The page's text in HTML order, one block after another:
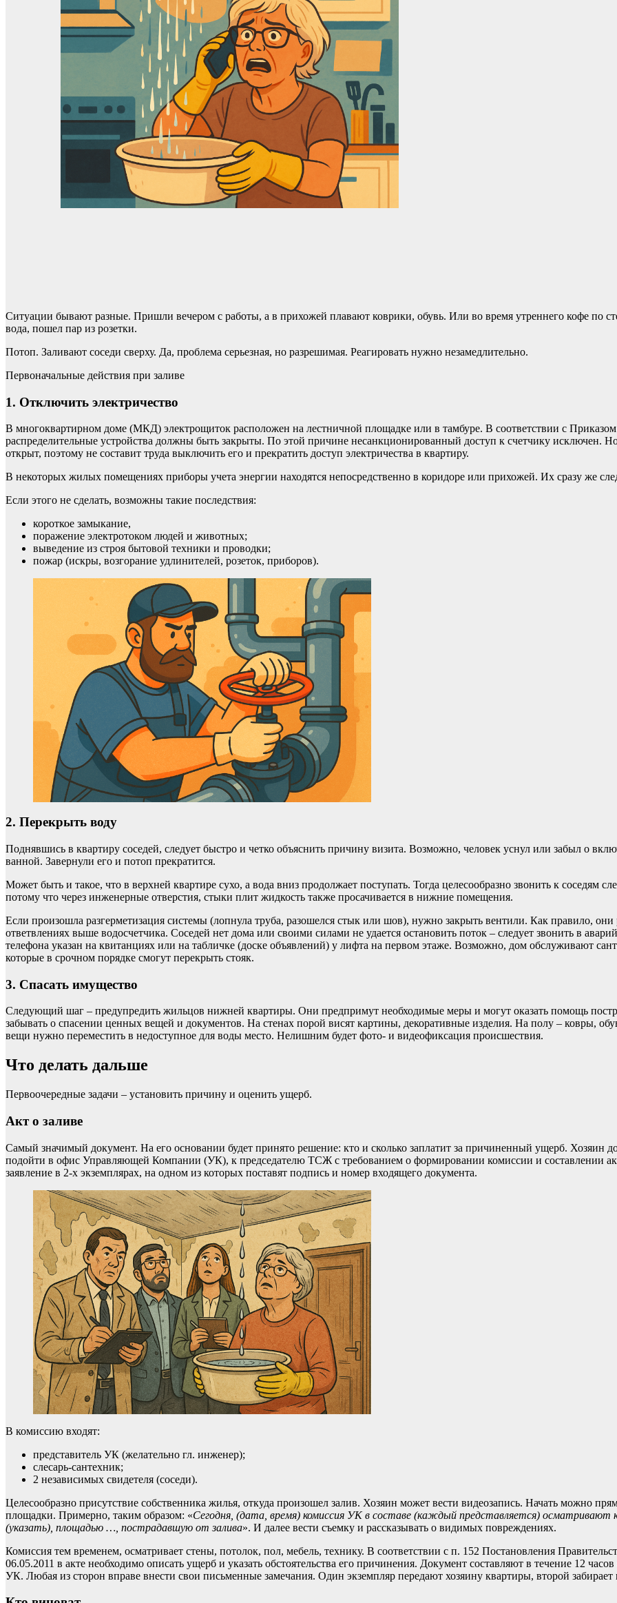
Ситуации бывают разные. Пришли вечером с работы, а в прихожей плавают коврики, обувь. Или во время утреннего кофе по
вода, пошел пар из розетки.
Потоп. Заливают соседи сверху. Да, проблема серьезная, но разрешимая. Реагировать нужно незамедлительно.
Первоначальные действия при заливе
1. Отключить электричество
В многоквартирном доме (МКД) электрощиток расположен на лестничной площадке или в тамбуре. В соответствии с
распределительные устройства должны быть закрыты. По этой причине несанкционированный доступ к счетчику исключен.
открыт, поэтому не составит труда выключить его и прекратить доступ электричества в квартиру.
В некоторых жилых помещениях приборы учета энергии находятся непосредственно в коридоре или прихожей. Их сразу же
Если этого не сделать, возможны такие последствия:
короткое замыкание,
поражение электротоком людей и животных;
выведение из строя бытовой техники и проводки;
пожар (искры, возгорание удлинителей, розеток, приборов).
2. Перекрыть воду
Поднявшись в квартиру соседей, следует быстро и четко объяснить причину визита. Возможно, человек уснул или забыл о
ванной. Завернули его и потоп прекратится.
Может быть и такое, что в верхней квартире сухо, а вода вниз продолжает поступать. Тогда целесообразно звонить к соседям
потому что через инженерные отверстия, стыки плит жидкость также просачивается в нижние помещения.
Если произошла разгерметизация системы (лопнула труба, разошелся стык или шов), нужно закрыть вентили. Как правило,
ответвлениях выше водосчетчика. Соседей нет дома или своими силами не удается остановить поток – следует звонить в
телефона указан на квитанциях или на табличке (доске объявлений) у лифта на первом этаже. Возможно, дом обслуживают
которые в срочном порядке смогут перекрыть стояк.
3. Спасать имущество
Следующий шаг – предупредить жильцов нижней квартиры. Они предпримут необходимые меры и могут оказать помощь
забывать о спасении ценных вещей и документов. На стенах порой висят картины, декоративные изделия. На полу – ковры,
вещи нужно переместить в недоступное для воды место. Нелишним будет фото- и видеофиксация происшествия.
Что делать дальше
Первоочередные задачи – установить причину и оценить ущерб.
Акт о заливе
Самый значимый документ. На его основании будет принято решение: кто и сколько заплатит за причиненный ущерб. Хозяин
подойти в офис Управляющей Компании (УК), к председателю ТСЖ с требованием о формировании комиссии и составлении
заявление в 2-х экземплярах, на одном из которых поставят подпись и номер входящего документа.
В комиссию входят:
представитель УК (желательно гл. инженер);
слесарь-сантехник;
2 независимых свидетеля (соседи).
Целесообразно присутствие собственника жилья, откуда произошел залив. Хозяин может вести видеозапись. Начать можно
площадки. Примерно, таким образом: «Сегодня, (дата, время) комиссия УК в составе (каждый представляется) осматривают
(указать), площадью …, пострадавшую от залива». И далее вести съемку и рассказывать о видимых повреждениях.
Комиссия тем временем, осматривает стены, потолок, пол, мебель, технику. В соответствии с п. 152 Постановления
06.05.2011 в акте необходимо описать ущерб и указать обстоятельства его причинения. Документ составляют в течение 12
УК. Любая из сторон вправе внести свои письменные замечания. Один экземпляр передают хозяину квартиры, второй забирает